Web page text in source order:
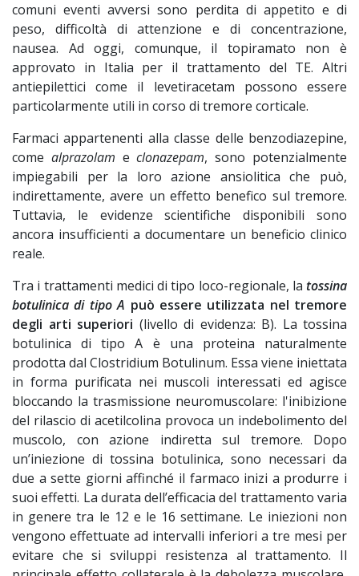
comuni eventi avversi sono perdita di appetito e di
peso, difficoltà di attenzione e di concentrazione,
nausea. Ad oggi, comunque, il topiramato non è
approvato in Italia per il trattamento del TE. Altri
antiepilettici come il levetiracetam possono essere
particolarmente utili in corso di tremore corticale.
Farmaci appartenenti alla classe delle benzodiazepine,
come alprazolam eclonazepam, sono potenzialmente
impiegabili per la loro azione ansiolitica che può,
indirettamente, avere un effetto benefico sul tremore.
Tuttavia, le evidenze scientifiche disponibili sono
ancora insufficienti a documentare un beneficio clinico
reale.
Tra i trattamenti medici di tipo loco-regionale, la tossina
botulinica di tipo A può essere utilizzata nel tremore
degli arti superiori (livello di evidenza: B). La tossina
botulinica di tipo A è una proteina naturalmente
prodotta dal Clostridium Botulinum. Essa viene iniettata
in forma purificata nei muscoli interessati ed agisce
bloccando la trasmissione neuromuscolare: l'inibizione
del rilascio di acetilcolina provoca un indebolimento del
muscolo, con azione indiretta sul tremore. Dopo
un’iniezione di tossina botulinica, sono necessari da
due a sette giorni affinché il farmaco inizi a produrre i
suoi effetti. La durata dell’efficacia del trattamento varia
in genere tra le 12 e le 16 settimane. Le iniezioni non
vengono effettuate ad intervalli inferiori a tre mesi per
evitare che si sviluppi resistenza al trattamento. Il